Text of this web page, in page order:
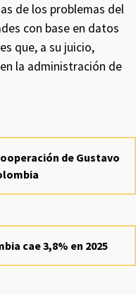
de los problemas del
con base en datos
que, a su juicio,
la administración de
de Gustavo
cae 3,8% en 2025